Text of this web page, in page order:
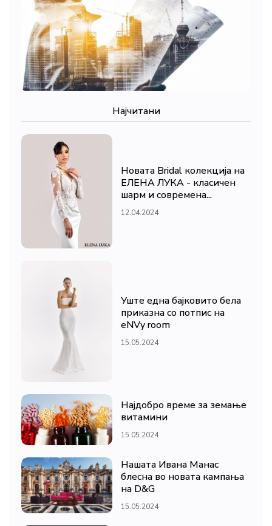
Најчитани
Новата Bridal колекција на
ЕЛЕНА ЛУКА - класичен
шарм и современа...
12.04.2024
Уште една бајковито бела
приказна со потпис на
eNVy room
15.05.2024
Најдобро време за земање
витамини
15.05.2024
Нашата Ивана Манас
блесна во новата кампања
на D&G
15.05.2024